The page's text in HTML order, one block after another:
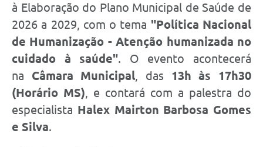
à Elaboração do Plano Municipal de Saúde de
2026 a 2029, com o tema "Política Nacional
de Humanização - Atenção humanizada no
cuidado à saúde". O evento acontecerá
na Câmara Municipal, das 13h às 17h30
(Horário MS), e contará com a palestra do
especialista Halex Mairton Barbosa Gomes
e Silva.